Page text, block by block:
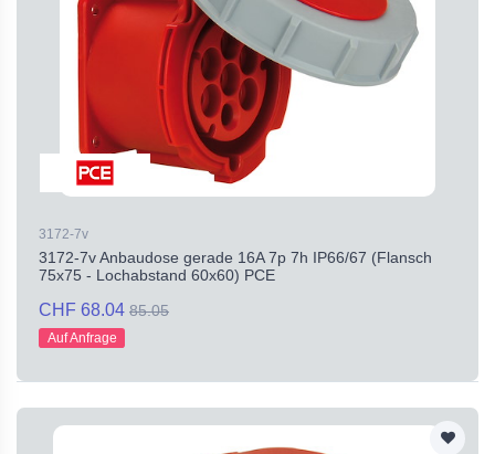
3172-7v
3172-7v Anbaudose gerade 16A 7p 7h IP66/67 (Flansch
75x75 - Lochabstand 60x60) PCE
CHF 68.04 85.05
Auf Anfrage